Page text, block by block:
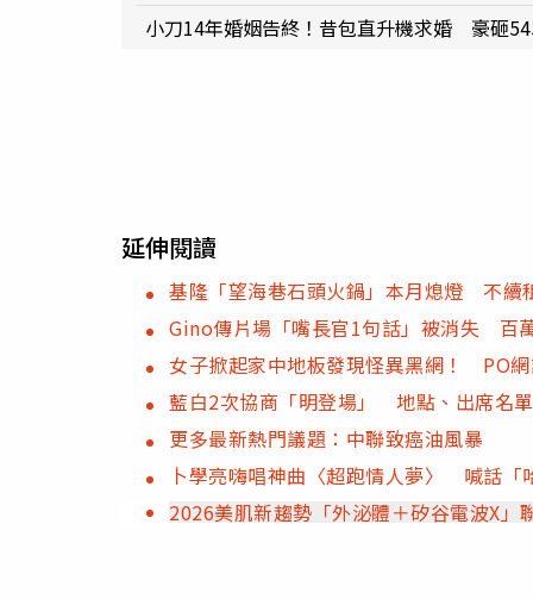
小刀14年婚姻告終！昔包直升機求婚 豪砸
延伸閱讀
基隆「望海巷石頭火鍋」本月熄燈 不續
Gino傳片場「嘴長官1句話」被消失 百
女子掀起家中地板發現怪異黑網！ PO
藍白2次協商「明登場」 地點、出席名
更多最新熱門議題：中聯致癌油風暴
卜學亮嗨唱神曲〈超跑情人夢〉 喊話「
2026美肌新趨勢「外泌體＋矽谷電波X」